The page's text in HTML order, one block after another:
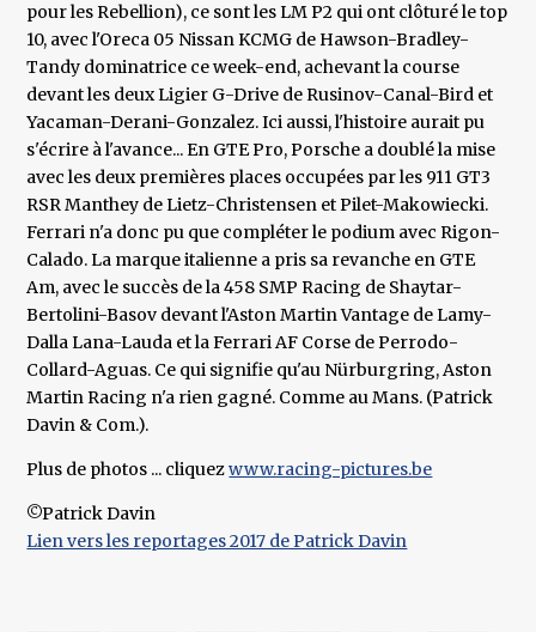
pour les Rebellion), ce sont les LM P2 qui ont clôturé le top
10, avec l'Oreca 05 Nissan KCMG de Hawson-Bradley-
Tandy dominatrice ce week-end, achevant la course
devant les deux Ligier G-Drive de Rusinov-Canal-Bird et
Yacaman-Derani-Gonzalez. Ici aussi, l'histoire aurait pu
s'écrire à l'avance... En GTE Pro, Porsche a doublé la mise
avec les deux premières places occupées par les 911 GT3
RSR Manthey de Lietz-Christensen et Pilet-Makowiecki.
Ferrari n'a donc pu que compléter le podium avec Rigon-
Calado. La marque italienne a pris sa revanche en GTE
Am, avec le succès de la 458 SMP Racing de Shaytar-
Bertolini-Basov devant l'Aston Martin Vantage de Lamy-
Dalla Lana-Lauda et la Ferrari AF Corse de Perrodo-
Collard-Aguas. Ce qui signifie qu'au Nürburgring, Aston
Martin Racing n'a rien gagné. Comme au Mans. (Patrick
Davin & Com.).
Plus de photos ... cliquezwww.racing-pictures.be
©Patrick Davin
Lien vers les reportages 2017 de Patrick Davin